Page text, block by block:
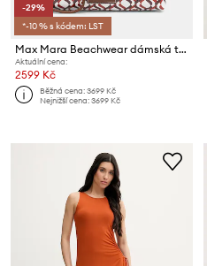
-29%
*-10 % s kódem: LST
Max Mara Beachwear dámská taštička TAZZINA
Aktuální cena:
2599 Kč
Běžná cena:3699 Kč
Nejnižší cena:3699 Kč